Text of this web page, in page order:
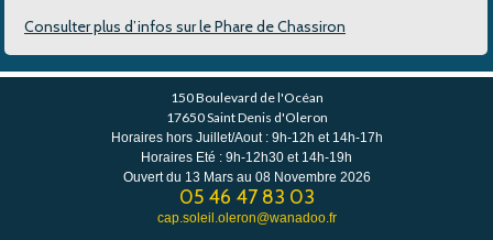
Consulter plus d’infos sur le Phare de Chassiron
150 Boulevard de l'Océan
17650 Saint Denis d'Oleron
Horaires hors Juillet/Aout : 9h-12h et 14h-17h
Horaires Eté : 9h-12h30 et 14h-19h
Ouvert du 13 Mars au 08 Novembre 2026
05 46 47 83 03
cap.soleil.oleron@wanadoo.fr